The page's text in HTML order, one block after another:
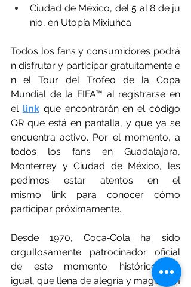
Ciudad de México, del 5 al 8 de ju
nio, en Utopía Mixiuhca
Todos los fans y consumidores podrá
n disfrutar y participar gratuitamente e
n el Tour del Trofeo de la Copa
Mundial de la FIFA™ al registrarse en
el link que encontrarán en el código
QR que está en pantalla, y que ya se
encuentra activo. Por el momento, a
todos los fans en Guadalajara,
Monterrey y Ciudad de México, les
pedimos estar atentos en el
mismo link para conocer cómo
participar próximamente.
Desde 1970, Coca‑Cola ha sido
orgullosamente patrocinador oficial
de este momento histórico sin
igual, que llena de alegría y magia a m